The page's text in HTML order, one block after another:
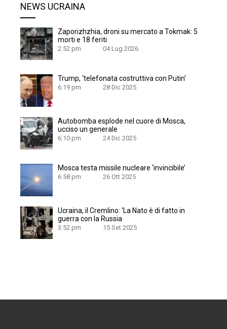
NEWS UCRAINA
Zaporizhzhia, droni su mercato a Tokmak: 5
morti e 18 feriti
2:52 pm 04 Lug 2026
Trump, ‘telefonata costruttiva con Putin’
6:19 pm 28 Dic 2025
Autobomba esplode nel cuore di Mosca,
ucciso un generale
6:10 pm 24 Dic 2025
Mosca testa missile nucleare ‘invincibile’
6:58 pm 26 Ott 2025
Ucraina, il Cremlino: ‘La Nato è di fatto in
guerra con la Russia
3:52 pm 15 Set 2025